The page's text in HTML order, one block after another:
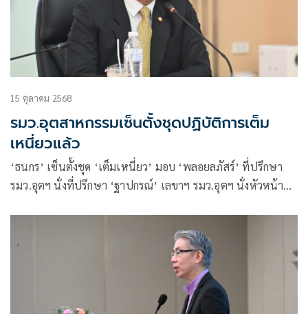
15 ตุลาคม 2568
รมว.อุตสาหกรรมเซ็นตั้งชุดปฏิบัติการเต็ม
เหนี่ยวแล้ว
‘ธนกร’ เซ็นตั้งชุด ‘เต็มเหนี่ยว’ มอบ ‘พลอยลภัสร์’ ที่ปรึกษา
รมว.อุตฯ นั่งที่ปรึกษา ‘ฐาปกรณ์’ เลขาฯ รมว.อุตฯ นั่งหัวหน้า